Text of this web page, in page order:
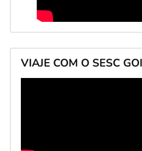
VIAJE COM O SESC